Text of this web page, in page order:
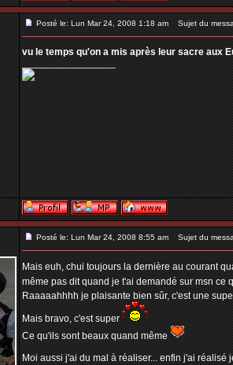
Posté le: Lun Mar 24, 2008 1:18 am Sujet du
vu le temps qu'on a mis après leur sacre aux
_________________
Posté le: Lun Mar 24, 2008 8:55 am Sujet du
Mais euh, chui toujours la dernière au courant
même pas dit quand je t'ai demandé sur msn ce
Raaaaahhhh je plaisante bien sûr, c'est une
Mais bravo, c'est super
Ce qu'ils sont beaux quand même
Moi aussi j'ai du mal à réaliser... enfin j'ai réalisé